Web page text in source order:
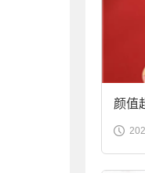
颜值
合金